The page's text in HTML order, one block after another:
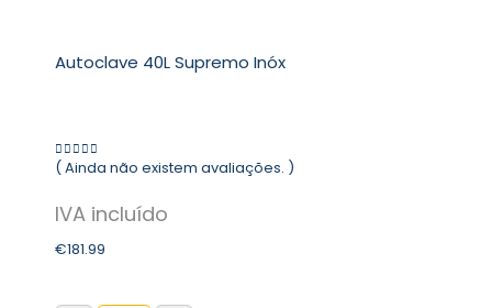
Autoclave 40L Supremo Inóx
0 out of 5
( Ainda não existem avaliações. )
€181.99